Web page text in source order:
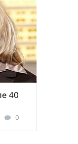
40
0